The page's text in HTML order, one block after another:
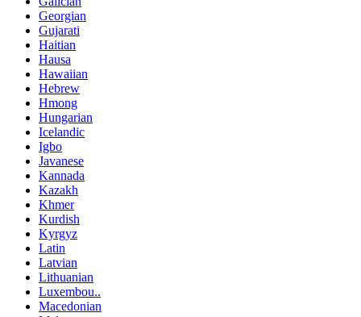
Georgian
Gujarati
Haitian
Hausa
Hawaiian
Hebrew
Hmong
Hungarian
Icelandic
Igbo
Javanese
Kannada
Kazakh
Khmer
Kurdish
Kyrgyz
Latin
Latvian
Lithuanian
Luxembou..
Macedonian